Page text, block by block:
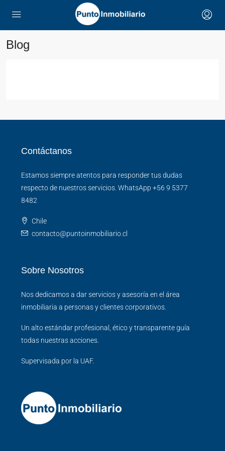
Blog
Contáctanos
Estamos siempre atentos para responder tus dudas
respecto de nuestros servicios. WhatsApp +56 9 5377
8482
Chile
contacto@puntoinmobiliario.cl
Sobre Nosotros
Nos dedicamos a dar servicios y asesoría en el área
inmobiliaria a personas y clientes corporativos.
Un alto estándar profesional, ético y transparente guía
todas nuestras acciones.
Supervisada por la UAF.